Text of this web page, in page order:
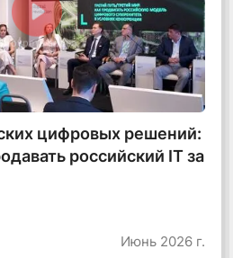
видео
цифровых решений:
российский IT за
Июнь 2026 г.